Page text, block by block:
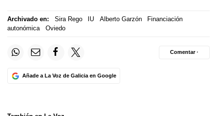
Archivado en: Sira Rego IU Alberto Garzón
Financiación
autonómica
Oviedo
Añade a La Voz de Galicia en Google
Comentar ·